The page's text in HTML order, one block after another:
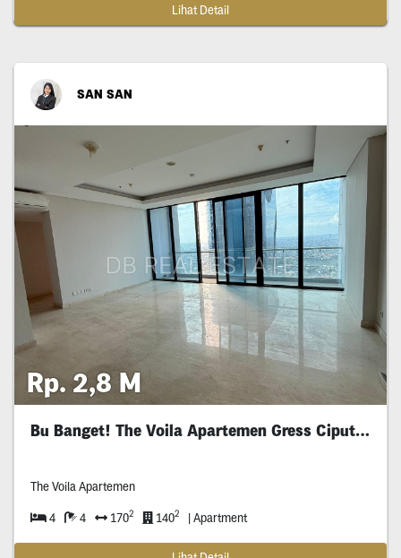
Lihat Detail
SAN SAN
Rp. 2,8 M
Bu Banget! The Voila Apartemen Gress Ciputra
The Voila Apartemen
4 4 1702 1402 | Apartment